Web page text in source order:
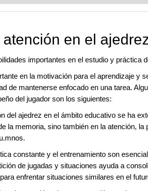
en el
importantes en el estudio y práctica
en la motivación para el aprendizaje y
de mantenerse enfocado en una tarea.
del jugador son los siguientes:
del ajedrez en el ámbito educativo se ha
la memoria, sino también en la atención,
constante y el entrenamiento son
de jugadas y situaciones ayuda a
enfrentar situaciones similares en el